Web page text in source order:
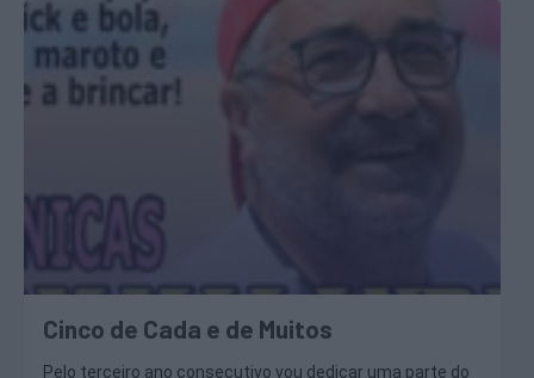
Cinco de Cada e de Muitos
Pelo terceiro ano consecutivo vou dedicar uma parte do